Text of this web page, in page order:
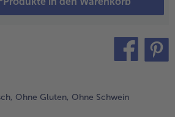
Ohne Gluten, Ohne Schwein